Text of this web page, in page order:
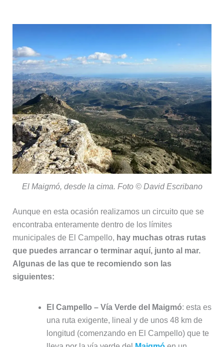
El Maigmó, desde la cima. Foto © David Escribano
Aunque en esta ocasión realizamos un circuito que se
encontraba enteramente dentro de los límites
municipales de El Campello, hay muchas otras rutas
que puedes arrancar o terminar aquí, junto al mar.
Algunas de las que te recomiendo son las
siguientes:
El Campello – Vía Verde del Maigmó: esta es
una ruta exigente, lineal y de unos 48 km de
longitud (comenzando en El Campello) que te